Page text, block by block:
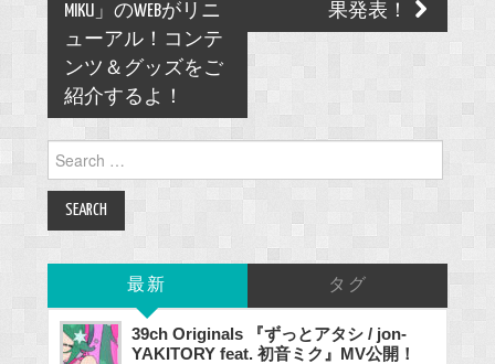
MIKU」のWEBがリニ
ューアル！コンテ
ンツ＆グッズをご
紹介するよ！
果発表！
for:
最新 タグ
39ch Originals 『ずっとアタシ / jon-
YAKITORY feat. 初音ミク』MV公開！